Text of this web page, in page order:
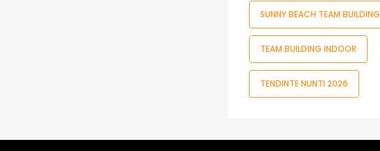
SUNNY BEACH TEAM BUILDING
TEAM BUILDING INDOOR
TENDINTE NUNTI 2026